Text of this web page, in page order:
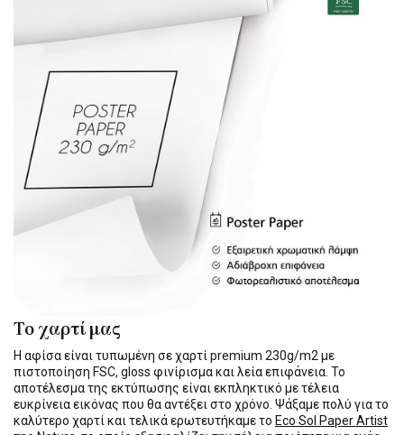
Το χαρτί μας
Η αφίσα είναι τυπωμένη σε χαρτί premium 230g/m2 με
πιστοποίηση FSC, gloss φινίρισμα και λεία επιφάνεια. Το
αποτέλεσμα της εκτύπωσης είναι εκπληκτικό με τέλεια
ευκρίνεια εικόνας που θα αντέξει στο χρόνο. Ψάξαμε πολύ για το
καλύτερο χαρτί και τελικά ερωτευτήκαμε το Eco Sol Paper Artist